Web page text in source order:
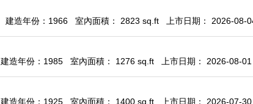
建造年份：1966 室內面積： 2823 sq.ft 上市日期： 2026-08-
建造年份：1985 室內面積： 1276 sq.ft 上市日期： 2026-08-01
建造年份：1925 室內面積： 1400 sq.ft 上市日期： 2026-07-30